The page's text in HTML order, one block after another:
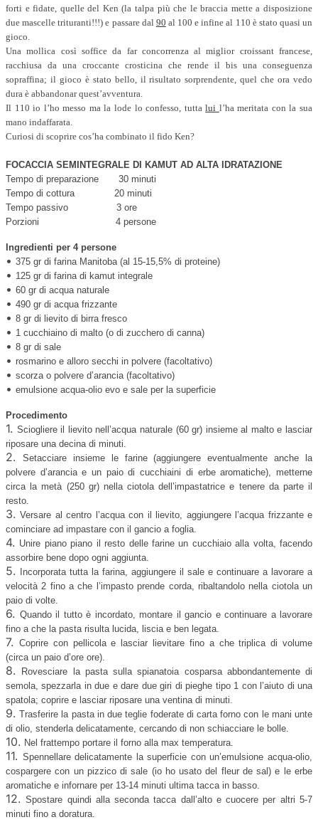
forti e fidate, quelle del Ken (la talpa più che le braccia mette a disposizione
due mascelle trituranti!!!) e passare dal 90 al 100 e infine al 110 è stato quasi un
gioco.
Una mollica così soffice da far concorrenza al miglior croissant francese,
racchiusa da una croccante crosticina che rende il bis una conseguenza
sopraffina; il gioco è stato bello, il risultato sorprendente, quel che ora vedo
dura è abbandonar quest’avventura.
Il 110 io l’ho messo ma la lode lo confesso, tuttalui l’ha meritata con la sua
mano indaffarata.
Curiosi di scoprire cos’ha combinato il fido Ken?
FOCACCIA SEMINTEGRALE DI KAMUT AD ALTA IDRATAZIONE
Tempo di preparazione 30 minuti
Tempo di cottura 20 minuti
Tempo passivo 3 ore
Porzioni 4 persone
Ingredienti per 4 persone
• 375 gr di farina Manitoba (al 15-15,5% di proteine)
• 125 gr di farina di kamut integrale
• 60 gr di acqua naturale
• 490 gr di acqua frizzante
• 8 gr di lievito di birra fresco
• 1 cucchiaino di malto (o di zucchero di canna)
• 8 gr di sale
• rosmarino e alloro secchi in polvere (facoltativo)
• scorza o polvere d’arancia (facoltativo)
• emulsione acqua-olio evo e sale per la superficie
Procedimento
1. Sciogliere il lievito nell’acqua naturale (60 gr) insieme al malto e lasciar
riposare una decina di minuti.
2.
Setacciare insieme le farine (aggiungere eventualmente anche la
polvere d’arancia e un paio di cucchiaini di erbe aromatiche), metterne
circa la metà (250 gr) nella ciotola dell’impastatrice e tenere da parte il
resto.
3.Versare al centro l’acqua con il lievito, aggiungere l’acqua frizzante e
cominciare ad impastare con il gancio a foglia.
4. Unire piano piano il resto delle farine un cucchiaio alla volta, facendo
assorbire bene dopo ogni aggiunta.
5.
Incorporata tutta la farina, aggiungere il sale e continuare a lavorare a
velocità 2 fino a che l’impasto prende corda, ribaltandolo nella ciotola un
paio di volte.
6. Quando il tutto è incordato, montare il gancio e continuare a lavorare
fino a che la pasta risulta lucida, liscia e ben legata.
7. Coprire con pellicola e lasciar lievitare fino a che triplica di volume
(circa un paio d’ore ore).
8.
Rovesciare la pasta sulla spianatoia cosparsa abbondantemente di
semola, spezzarla in due e dare due giri di pieghe tipo 1 con l’aiuto di una
spatola; coprire e lasciar riposare una ventina di minuti.
9.Trasferire la pasta in due teglie foderate di carta forno con le mani unte
di olio, stenderla delicatamente, cercando di non schiacciare le bolle.
10. Nel frattempo portare il forno alla max temperatura.
11. Spennellare delicatamente la superficie con un’emulsione acqua-olio,
cospargere con un pizzico di sale (io ho usato del fleur de sal) e le erbe
aromatiche e infornare per 13-14 minuti ultima tacca in basso.
12.Spostare quindi alla seconda tacca dall’alto e cuocere per altri 5-7
minuti fino a doratura.